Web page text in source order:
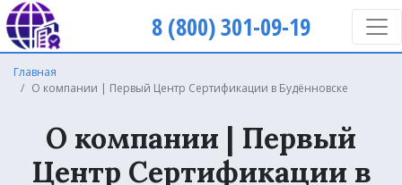
8 (800) 301-09-19
Главная
О компании | Первый Центр Сертификации в Будённовске
О компании | Первый
Центр Сертификации в